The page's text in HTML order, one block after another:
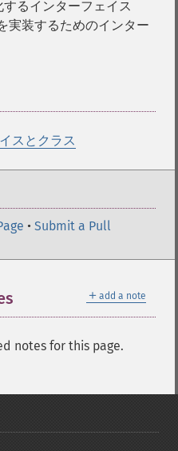
るインターフェイス
実装するためのインター
スとクラス
• Submit a Pull
＋ add a note
notes for this page.